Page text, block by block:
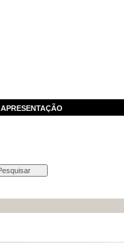
APRESENTAÇÃO